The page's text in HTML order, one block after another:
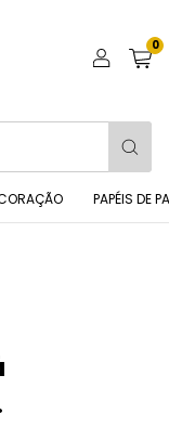
0
PAPÉIS DE